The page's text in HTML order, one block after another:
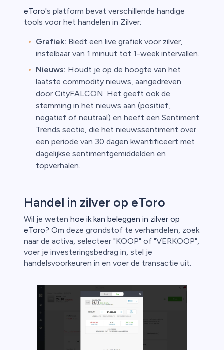
eToro's platform bevat verschillende handige
tools voor het handelen in Zilver:
Grafiek: Biedt een live grafiek voor zilver,
instelbaar van 1 minuut tot 1-week intervallen.
Nieuws: Houdt je op de hoogte van het
laatste commodity nieuws, aangedreven
door CityFALCON. Het geeft ook de
stemming in het nieuws aan (positief,
negatief of neutraal) en heeft een Sentiment
Trends sectie, die het nieuwssentiment over
een periode van 30 dagen kwantificeert met
dagelijkse sentimentgemiddelden en
topverhalen.
Handel in zilver op eToro
Wil je weten hoe ik kan beleggen in zilver op
eToro? Om deze grondstof te verhandelen, zoek
naar de activa, selecteer "KOOP" of "VERKOOP",
voer je investeringsbedrag in, stel je
handelsvoorkeuren in en voer de transactie uit.